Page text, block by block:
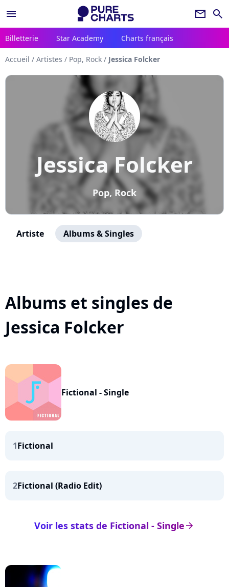
menu newsletter search
Billetterie Star Academy Charts français
Accueil / Artistes / Pop, Rock / Jessica Folcker
Jessica Folcker
Pop, Rock
Artiste Albums & Singles
Albums et singles de
Jessica Folcker
Fictional - Single
1Fictional
2Fictional (Radio Edit)
arrow_right
Voir les stats de Fictional - Single